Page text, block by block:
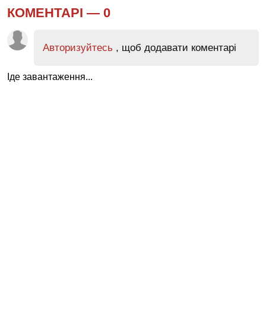
КОМЕНТАРІ — 0
Авторизуйтесь , щоб додавати коментарі
Іде завантаження...